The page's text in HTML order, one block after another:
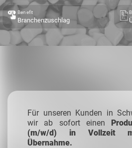
Benefit
Branchenzuschlag
Für unseren Kunden in
wir ab sofort einen
(m/w/d) in Vollzeit
Übernahme.